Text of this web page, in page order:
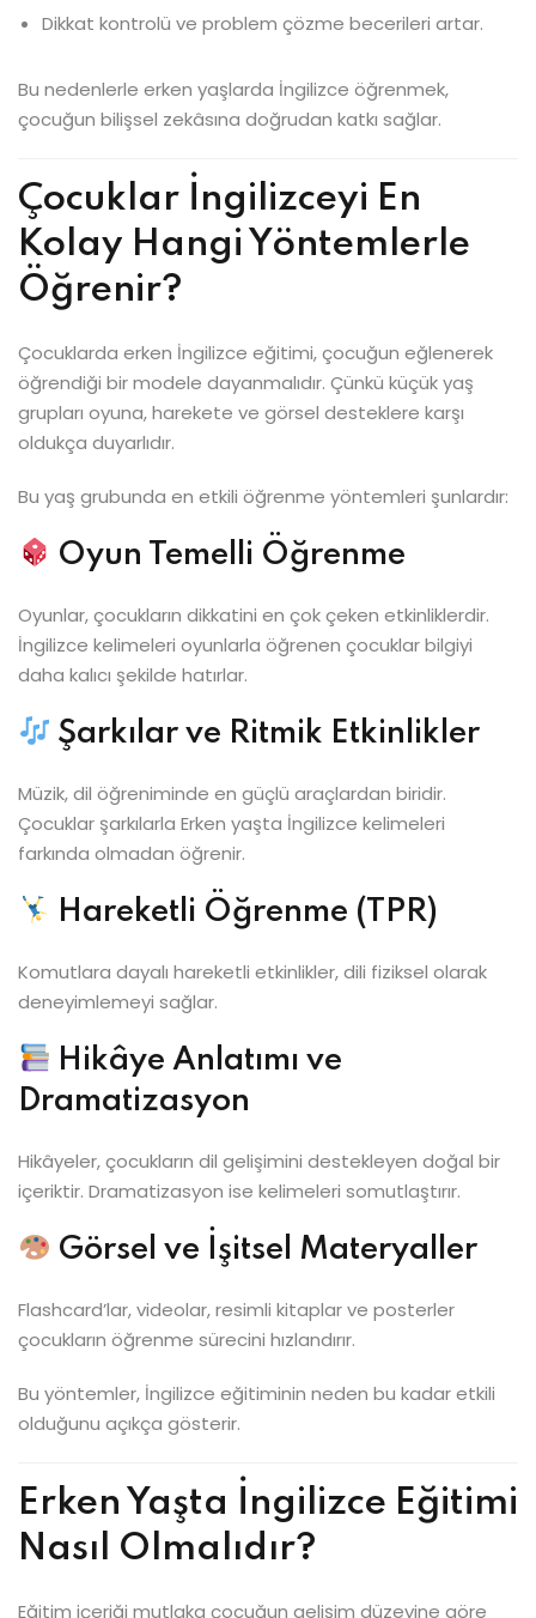
Dikkat kontrolü ve problem çözme becerileri artar.
Bu nedenlerle erken yaşlarda İngilizce öğrenmek,
çocuğun bilişsel zekâsına doğrudan katkı sağlar.
Çocuklar İngilizceyi En
Kolay Hangi Yöntemlerle
Öğrenir?
Çocuklarda erken İngilizce eğitimi, çocuğun eğlenerek
öğrendiği bir modele dayanmalıdır. Çünkü küçük yaş
grupları oyuna, harekete ve görsel desteklere karşı
oldukça duyarlıdır.
Bu yaş grubunda en etkili öğrenme yöntemleri şunlardır:
Oyun Temelli Öğrenme
Oyunlar, çocukların dikkatini en çok çeken etkinliklerdir.
İngilizce kelimeleri oyunlarla öğrenen çocuklar bilgiyi
daha kalıcı şekilde hatırlar.
Şarkılar ve Ritmik Etkinlikler
Müzik, dil öğreniminde en güçlü araçlardan biridir.
Çocuklar şarkılarla Erken yaşta İngilizce kelimeleri
farkında olmadan öğrenir.
Hareketli Öğrenme (TPR)
Komutlara dayalı hareketli etkinlikler, dili fiziksel olarak
deneyimlemeyi sağlar.
Hikâye Anlatımı ve
Dramatizasyon
Hikâyeler, çocukların dil gelişimini destekleyen doğal bir
içeriktir. Dramatizasyon ise kelimeleri somutlaştırır.
Görsel ve İşitsel Materyaller
Flashcard’lar, videolar, resimli kitaplar ve posterler
çocukların öğrenme sürecini hızlandırır.
Bu yöntemler, İngilizce eğitiminin neden bu kadar etkili
olduğunu açıkça gösterir.
Erken Yaşta İngilizce Eğitimi
Nasıl Olmalıdır?
Eğitim içeriği mutlaka çocuğun gelişim düzeyine göre